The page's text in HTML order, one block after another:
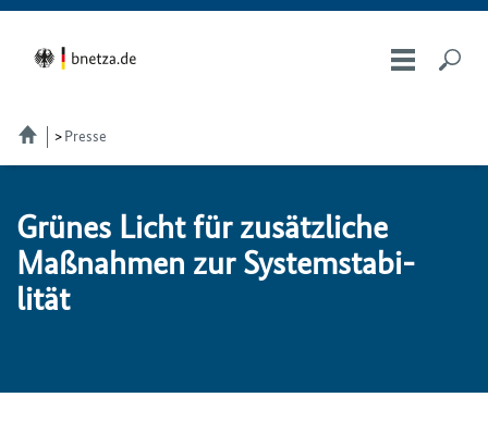
Presse
Grü­nes Licht für zu­sätz­li­che
Maß­nah­men zur Sys­tem­sta­bi­
li­tät